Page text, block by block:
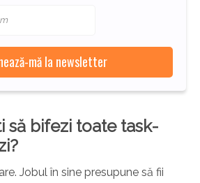
să bifezi toate task-
Jobul în sine presupune să fii